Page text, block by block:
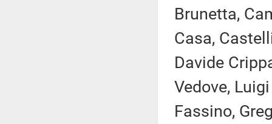
Brunetta,
Casa,
Davide
Vedove,
Fassino,